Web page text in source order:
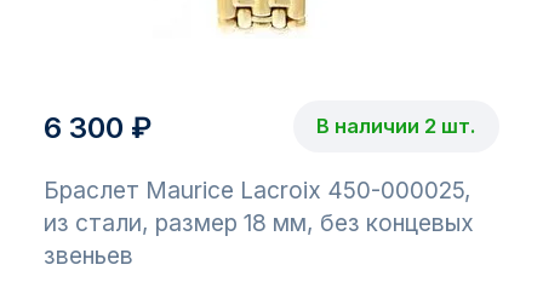
6 300 ₽ В наличии 2 шт.
Браслет Maurice Lacroix 450-000025,
из стали, размер 18 мм, без концевых
звеньев